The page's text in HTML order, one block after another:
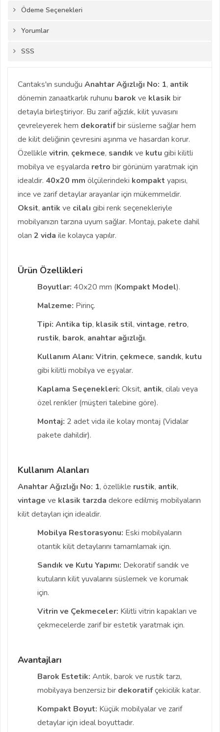
Ödeme Seçenekleri
Yorumlar
SSS
Cantaks'ın sunduğu Anahtar Ağızlığı No: 1, antik
dönemin zanaatkarlık ruhunu barok ve klasik bir
detayla birleştiriyor. Bu zarif ağızlık, kilit yuvasını
çevreleyerek hem dekoratifbir süsleme sağlar hem
de kilit deliğinin çevresini aşınma ve hasardan korur.
Özellikle vitrin, çekmece, sandık ve kutu gibi kilitli
mobilya ve eşyalarda retro bir görünüm yaratmak için
idealdir. 40x20 mm ölçülerindeki kompakt yapısı,
ince ve zarif detaylar arayanlar için mükemmeldir.
Oksit, antik ve cilalı gibi renk seçenekleriyle
mobilyanızın tarzına uyum sağlar. Montajı, pakete dahil
olan 2 vida ile kolayca yapılır.
Ürün Özellikleri
Boyutlar: 40x20 mm (Kompakt Model).
Malzeme: Pirinç.
Tipi: Antika tip, klasik stil, vintage, retro,
rustik, barok, anahtar ağızlığı.
Kullanım Alanı: Vitrin, çekmece, sandık, kutu
gibi kilitli mobilya ve eşyalar.
Kaplama Seçenekleri: Oksit, antik, cilalı veya
özel renkler (müşteri talebine göre).
Montaj: 2 adet vida ile kolay montaj (Vidalar
pakete dahildir).
Kullanım Alanları
Anahtar Ağızlığı No: 1, özellikle rustik, antik,
vintage ve klasik tarzda dekore edilmiş mobilyaların
kilit detayları için idealdir.
Mobilya Restorasyonu: Eski mobilyaların
otantik kilit detaylarını tamamlamak için.
Sandık ve Kutu Yapımı: Dekoratif sandık ve
kutuların kilit yuvalarını süslemek ve korumak
için.
Vitrin ve Çekmeceler: Kilitli vitrin kapakları ve
çekmecelerde zarif bir estetik yaratmak için.
Avantajları
Barok Estetik: Antik, barok ve rustik tarzı,
mobilyaya benzersiz bir dekoratifçekicilik katar.
Kompakt Boyut: Küçük mobilyalar ve zarif
detaylar için ideal boyuttadır.